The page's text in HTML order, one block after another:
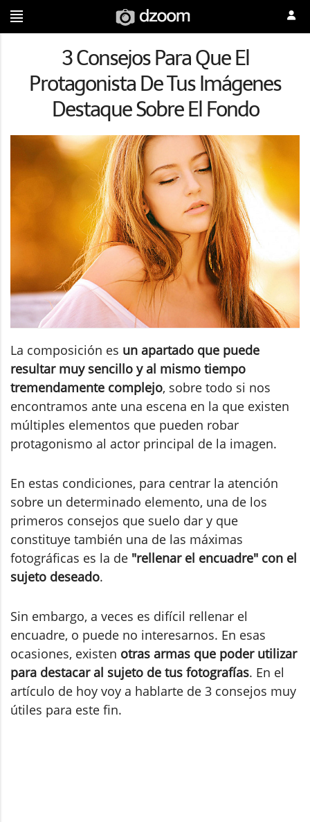
3 Consejos Para Que El
Protagonista De Tus Imágenes
Destaque Sobre El Fondo
La composición es un apartado que puede
resultar muy sencillo y al mismo tiempo
tremendamente complejo, sobre todo si nos
encontramos ante una escena en la que existen
múltiples elementos que pueden robar
protagonismo al actor principal de la imagen.
En estas condiciones, para centrar la atención
sobre un determinado elemento, una de los
primeros consejos que suelo dar y que
constituye también una de las máximas
fotográficas es la de "rellenar el encuadre" con el
sujeto deseado.
Sin embargo, a veces es difícil rellenar el
encuadre, o puede no interesarnos. En esas
ocasiones, existen otras armas que poder utilizar
para destacar al sujeto de tus fotografías. En el
artículo de hoy voy a hablarte de 3 consejos muy
útiles para este fin.